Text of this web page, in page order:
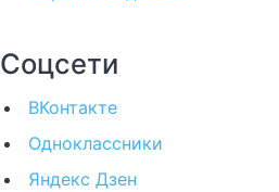
Соцсети
ВКонтакте
Одноклассники
Яндекс Дзен